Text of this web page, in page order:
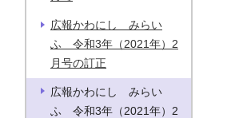
広報かわにし みらい
ふ 令和3年（2021年）2
月号の訂正
広報かわにし みらい
ふ 令和3年（2021年）2